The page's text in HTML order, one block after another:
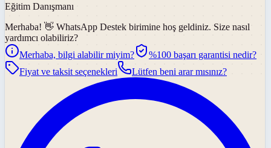
Eğitim Danışmanı
Merhaba! 👋 WhatsApp Destek birimine hoş geldiniz. Size nasıl
yardımcı olabiliriz?
Merhaba, bilgi alabilir miyim?
%100 başarı garantisi nedir?
Fiyat ve taksit seçenekleri
Lütfen beni arar mısınız?